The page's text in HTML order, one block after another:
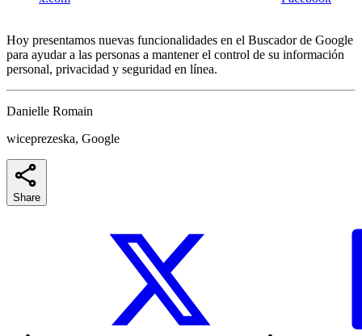
Hoy presentamos nuevas funcionalidades en el Buscador de Google
para ayudar a las personas a mantener el control de su información
personal, privacidad y seguridad en línea.
Danielle Romain
wiceprezeska, Google
Share